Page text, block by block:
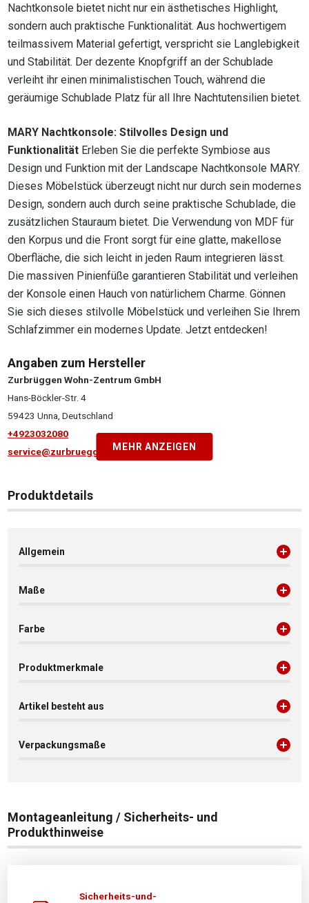
Nachtkonsole bietet nicht nur ein ästhetisches Highlight,
sondern auch praktische Funktionalität. Aus hochwertigem
teilmassivem Material gefertigt, verspricht sie Langlebigkeit
und Stabilität. Der dezente Knopfgriff an der Schublade
verleiht ihr einen minimalistischen Touch, während die
geräumige Schublade Platz für all Ihre Nachtutensilien bietet.
MARY Nachtkonsole: Stilvolles Design und
Funktionalität Erleben Sie die perfekte Symbiose aus
Design und Funktion mit der Landscape Nachtkonsole MARY.
Dieses Möbelstück überzeugt nicht nur durch sein modernes
Design, sondern auch durch seine praktische Schublade, die
zusätzlichen Stauraum bietet. Die Verwendung von MDF für
den Korpus und die Front sorgt für eine glatte, makellose
Oberfläche, die sich leicht in jeden Raum integrieren lässt.
Die massiven Pinienfüße garantieren Stabilität und verleihen
der Konsole einen Hauch von natürlichem Charme. Gönnen
Sie sich dieses stilvolle Möbelstück und verleihen Sie Ihrem
Schlafzimmer ein modernes Update. Jetzt entdecken!
Angaben zum Hersteller
Zurbrüggen Wohn-Zentrum GmbH
Hans-Böckler-Str. 4
59423 Unna, Deutschland
+4923032080
service@zurbrueggen.deMEHR ANZEIGEN
Produktdetails
Allgemein
Maße
Farbe
Produktmerkmale
Artikel besteht aus
Verpackungsmaße
Montageanleitung / Sicherheits- und
Produkthinweise
Sicherheits-und-